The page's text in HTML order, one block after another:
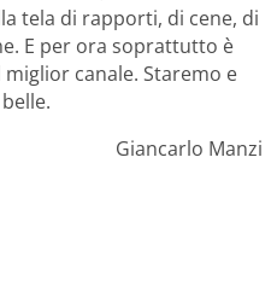
tela di rapporti, di cene, di
E per ora soprattutto è
miglior canale. Staremo e
Giancarlo Manzi